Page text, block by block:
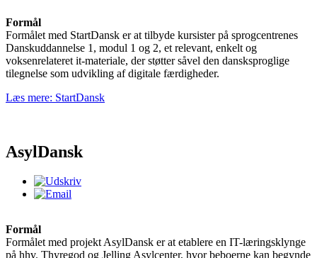
Formål
Formålet med StartDansk er at tilbyde kursister på sprogcentrenes
Danskuddannelse 1, modul 1 og 2, et relevant, enkelt og
voksenrelateret it-materiale, der støtter såvel den dansksproglige
tilegnelse som udvikling af digitale færdigheder.
Læs mere: StartDansk
AsylDansk
Formål
Formålet med projekt AsylDansk er at etablere en IT-læringsklynge
på hhv. Thyregod og Jelling Asylcenter, hvor beboerne kan begynde